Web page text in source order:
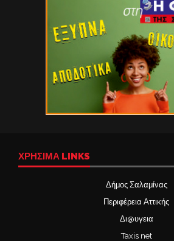
ΧΡΉΣΙΜΑ LINKS
Δήμος Σαλαμίνας
Περιφέρεια Αττικής
Δι@υγεια
Taxis net